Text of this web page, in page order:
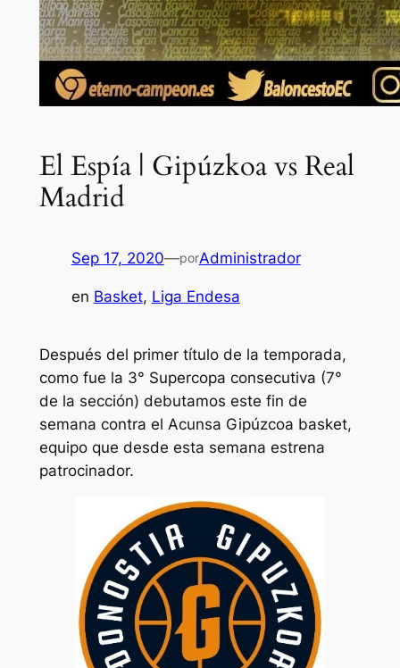
El Espía | Gipúzkoa vs Real
Madrid
Sep 17, 2020—porAdministrador
en Basket, Liga Endesa
Después del primer título de la temporada,
como fue la 3° Supercopa consecutiva (7°
de la sección) debutamos este fin de
semana contra el Acunsa Gipúzcoa basket,
equipo que desde esta semana estrena
patrocinador.